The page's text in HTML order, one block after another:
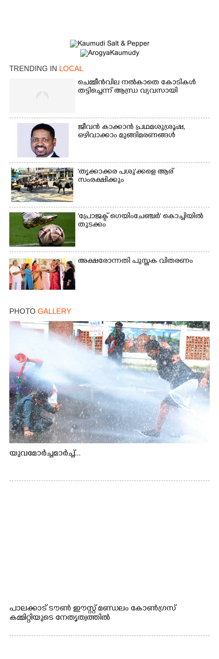
TRENDING IN LOCAL
ചെമ്മീൻവില നൽകാതെ കോടികൾ
തട്ടിച്ചെന്ന് ആന്ധ്ര വ്യവസായി
ജീവൻ കാക്കാൻ പ്രഥമശുശ്രൂഷ,
ഒഴിവാക്കാം മുങ്ങിമരണങ്ങൾ
'തൃക്കാക്കര പശു'ക്കളെ ആര്
സംരക്ഷിക്കും
'പ്രോജക്ട് ഗെയിംചേഞ്ചർ' കൊച്ചിയിൽ
തുടക്കം
അക്ഷരോന്നതി പുസ്തക വിതരണം
PHOTO GALLERY
യുവമോർച്ചമാർച്ച്...
പാലക്കാട് ടൗൺ ഈസ്റ്റ് മണ്ഡലം കോൺഗ്രസ്
കമ്മിറ്റിയുടെ നേതൃത്വത്തിൽ
Copy Link